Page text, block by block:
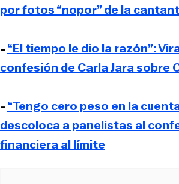
por fotos “nopor” de la
-“El tiempo le dio la razón”:
confesión de Carla Jara sobre
-“Tengo cero peso en la
descoloca a panelistas al
financiera al límite